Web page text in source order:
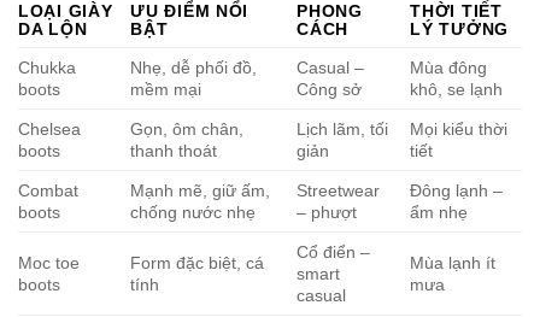
LOẠI GIÀY
DA LỘN
ƯU ĐIỂM NỔI
BẬT
PHONG
CÁCH
THỜI TIẾT
LÝ TƯỞNG
Chukka
boots
Nhẹ, dễ phối đồ,
mềm mại
Casual –
Công sở
Mùa đông
khô, se lạnh
Chelsea
boots
Gọn, ôm chân,
thanh thoát
Lịch lãm, tối
giản
Mọi kiểu thời
tiết
Combat
boots
Mạnh mẽ, giữ ấm,
chống nước nhẹ
Streetwear
– phượt
Đông lạnh –
ẩm nhẹ
Moc toe
boots
Form đặc biệt, cá
tính
Cổ điển –
smart
casual
Mùa lạnh ít
mưa